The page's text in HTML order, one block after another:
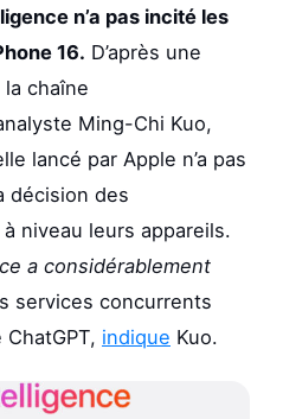
n’a pas incité les
16. D’après une
chaîne
Ming-Chi Kuo,
lancé par Apple n’a pas
décision des
niveau leurs appareils.
a considérablement
services concurrents
indique Kuo.